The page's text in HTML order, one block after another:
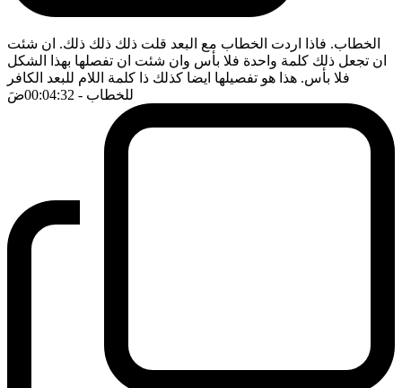
الخطاب. فاذا اردت الخطاب مع البعد قلت ذلك ذلك ذلك. ان شئت
ان تجعل ذلك كلمة واحدة فلا بأس وان شئت ان تفصلها بهذا الشكل
فلا بأس. هذا هو تفصيلها ايضا كذلك ذا كلمة اللام للبعد الكافر
للخطاب - 00:04:32 ضَ